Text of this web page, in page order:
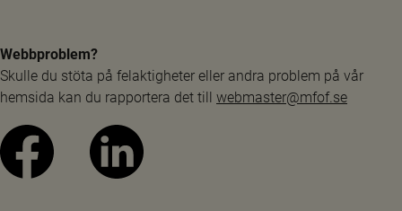
Webbproblem?
Skulle du stöta på felaktigheter eller andra problem på vår
hemsida kan du rapportera det till webmaster@mfof.se